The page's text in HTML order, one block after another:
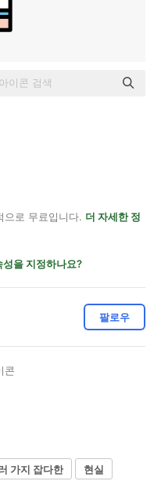
으로 무료입니다. 더 자세한 정
성을 지정하나요?
팔로우
콘
가지 잡다한
현실